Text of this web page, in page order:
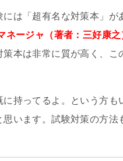
は「超有名な対策本」
ージャ（著者：三好康之
策本は非常に質が高く、
持ってるよ。という方も
います。試験対策の方